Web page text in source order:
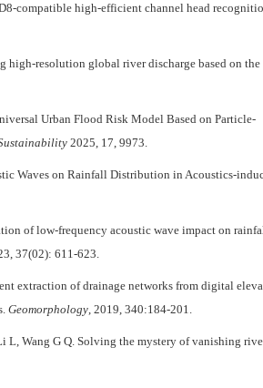
D8-compatible high-efficient channel head
high-resolution global river discharge based on the
Urban Flood Risk Model Based on Particle-
2025, 17, 9973.
Waves on Rainfall Distribution in Acoustics-
of low-frequency acoustic wave impact on
37(02): 611-623.
extraction of drainage networks from digital
Geomorphology , 2019, 340:184-201.
L, Wang G Q. Solving the mystery of vanishing